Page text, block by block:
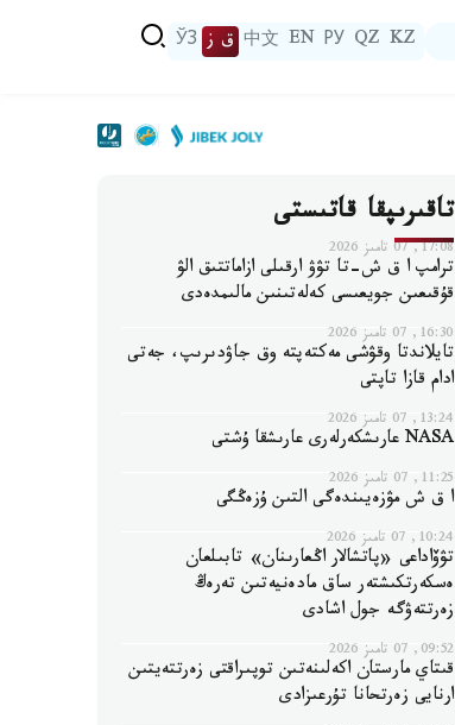
KZ
QZ
РУ
EN
中文 ق ز ЎЗ
تاقىرىپقا قاتىستى
17:08, 07 تامىز 2026
ترامپ ا ق ش-تا تۋۋ ارقىلى ازاماتتىق الۋ
قۇقىعىن جويعىسى كەلەتىنىن مالىمدەدى
16:30, 07 تامىز 2026
تايلاندتا وقۋشى مەكتەپتە وق جاۋدىرىپ، جەتى
ادام قازا تاپتى
13:24, 07 تامىز 2026
NASA عارىشكەرلەرى عارىشقا ۇشتى
11:25, 07 تامىز 2026
ا ق ش مۋزەيىندەگى التىن ۇزەڭگى
10:24, 07 تامىز 2026
تۋۆاداعى «پاتشالار اڭعارىنان» تابىلعان
ەسكەرتكىشتەر ساق مادەنيەتىن تەرەڭ
زەرتتەۋگە جول اشادى
09:52, 07 تامىز 2026
قىتاي مارستان اكەلىنەتىن توپىراقتى زەرتتەيتىن
ارنايى زەرتحانا تۇرعىزادى